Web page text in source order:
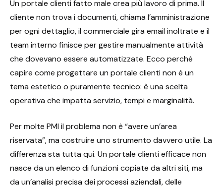
Un portale clienti fatto male crea più lavoro di prima. Il
cliente non trova i documenti, chiama l’amministrazione
per ogni dettaglio, il commerciale gira email inoltrate e il
team interno finisce per gestire manualmente attività
che dovevano essere automatizzate. Ecco perché
capire come progettare un portale clienti non è un
tema estetico o puramente tecnico: è una scelta
operativa che impatta servizio, tempi e marginalità.
Per molte PMI il problema non è “avere un’area
riservata”, ma costruire uno strumento davvero utile. La
differenza sta tutta qui. Un portale clienti efficace non
nasce da un elenco di funzioni copiate da altri siti, ma
da un’analisi precisa dei processi aziendali, delle